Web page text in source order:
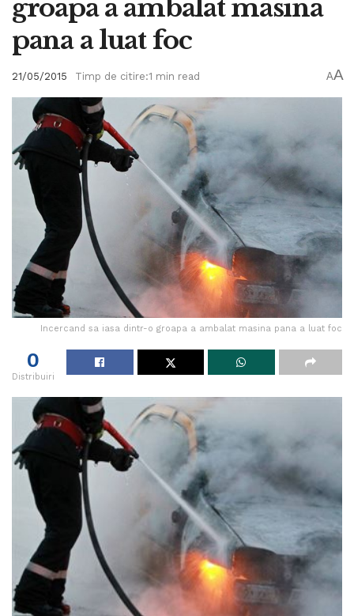
groapa a ambalat masina
pana a luat foc
21/05/2015 Timp de citire:1 min read AA
Incercand sa iasa dintr-o groapa a ambalat masina pana a luat foc
0
Distribuiri